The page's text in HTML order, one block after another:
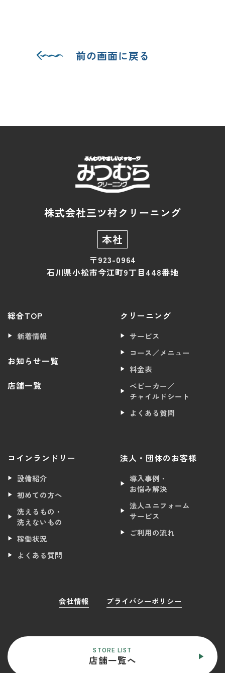
前の画面に戻る
株式会社三ツ村クリーニング
本社
〒923-0964
石川県小松市今江町9丁目448番地
総合TOP
新着情報
お知らせ一覧
店舗一覧
クリーニング
サービス
コース／メニュー
料金表
ベビーカー／
チャイルドシート
よくある質問
コインランドリー
設備紹介
初めての方へ
洗えるもの・
洗えないもの
稼働状況
よくある質問
法人・団体のお客様
導入事例・
お悩み解決
法人ユニフォーム
サービス
ご利用の流れ
会社情報 プライバシーポリシー
STORE LIST
店舗一覧へ